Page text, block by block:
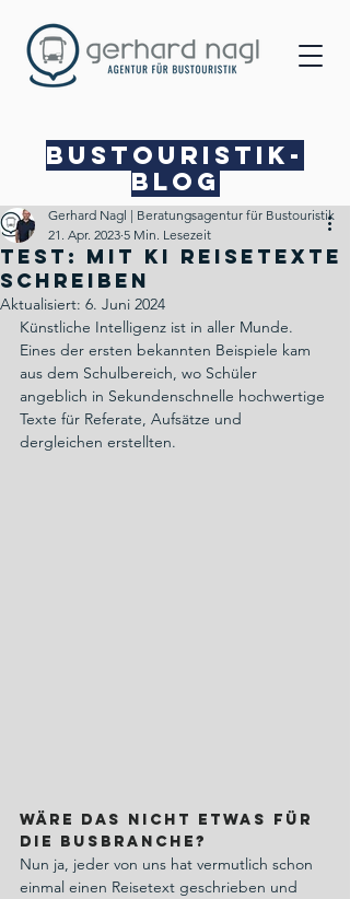
Bustouristik-
Blog
TEST: Mit KI Reisetexte
schreiben
Gerhard Nagl | Beratungsagentur für Bustouristik
21. Apr. 2023 5 Min. Lesezeit
Aktualisiert: 6. Juni 2024
Künstliche Intelligenz ist in aller Munde.
Eines der ersten bekannten Beispiele kam
aus dem Schulbereich, wo Schüler
angeblich in Sekundenschnelle hochwertige
Texte für Referate, Aufsätze und
dergleichen erstellten.
Wäre das nicht etwas für
die Busbranche?
Nun ja, jeder von uns hat vermutlich schon
einmal einen Reisetext geschrieben und